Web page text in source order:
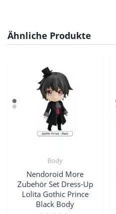
Ähnliche Produkte
Body
Nendoroid More
Zubehör Set Dress-Up
Lolita Gothic Prince
Black Body